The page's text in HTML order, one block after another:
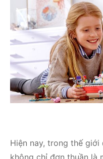
Hiện nay, trong thế
không chỉ đơn thuần là